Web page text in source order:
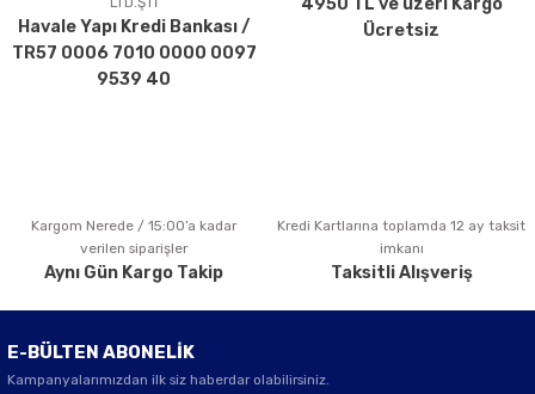
Ürün bilgilerinde hatalar bulunuyor.
Ürün fiyatı diğer sitelerden daha pahalı.
Bu ürüne benzer farklı alternatifler olmalı.
Gönder
Havale Yapı Kredi Bankası /
TR57 0006 7010 0000 0097
9539 40
4950 TL ve üzeri Kargo
Ücretsiz
Kargom Nerede / 15:00’a kadar
verilen siparişler
Aynı Gün Kargo Takip
Kredi Kartlarına toplamda 12 ay taksit
imkanı
Taksitli Alışveriş
E-BÜLTEN ABONELİK
Kampanyalarımızdan ilk siz haberdar olabilirsiniz.